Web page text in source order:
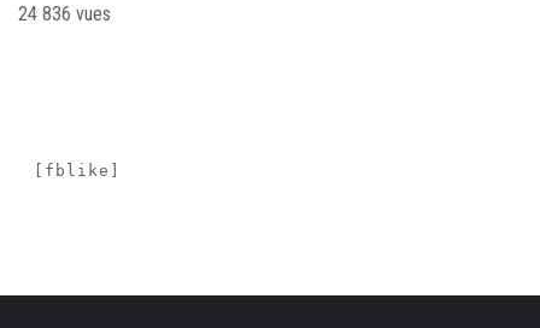
24 836 vues
[fblike]